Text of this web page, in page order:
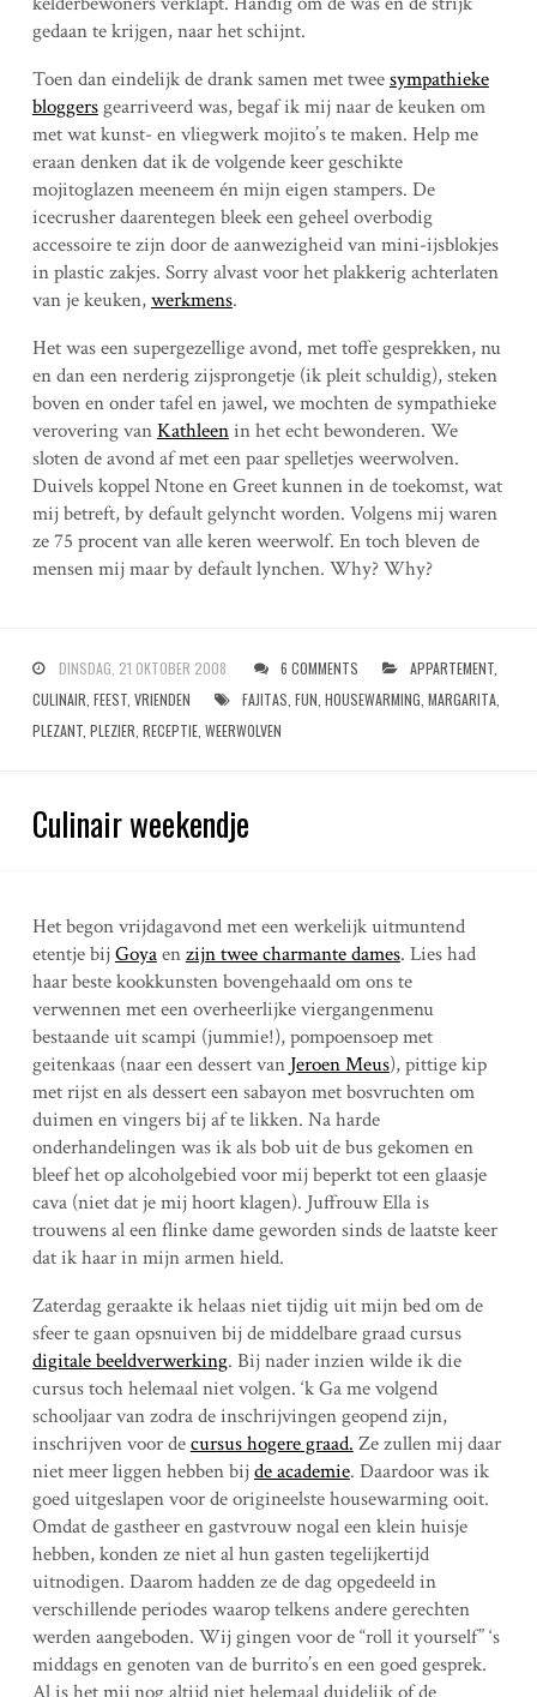
gedaan te krijgen, naar het schijnt.
Toen dan eindelijk de drank samen met tweesympathieke
bloggersgearriveerd was, begaf ik mij naar de keuken om
met wat kunst- en vliegwerk mojito’s te maken. Help me
eraan denken dat ik de volgende keer geschikte
mojitoglazen meeneem én mijn eigen stampers. De
icecrusher daarentegen bleek een geheel overbodig
accessoire te zijn door de aanwezigheid van mini-ijsblokjes
in plastic zakjes. Sorry alvast voor het plakkerig achterlaten
van je keuken,werkmens.
Het was een supergezellige avond, met toffe gesprekken, nu
en dan een nerderig zijsprongetje (ik pleit schuldig), steken
boven en onder tafel en jawel, we mochten de sympathieke
verovering vanKathleenin het echt bewonderen. We
sloten de avond af met een paar spelletjes weerwolven.
Duivels koppel Ntone en Greet kunnen in de toekomst, wat
mij betreft, by default gelyncht worden. Volgens mij waren
ze 75 procent van alle keren weerwolf. En toch bleven de
mensen mij maar by default lynchen. Why? Why?
DINSDAG, 21 OKTOBER 2008 6 COMMENTS APPARTEMENT,
CULINAIR FEEST, VRIENDEN FAJITAS FUN HOUSEWARMING MARGARITA,
PLEZANT, PLEZIER RECEPTIE, WEERWOLVEN
Culinair weekendje
Het begon vrijdagavond met een werkelijk uitmuntend
etentje bijGoyaenzijn twee charmante dames. Lies had
haar beste kookkunsten bovengehaald om ons te
verwennen met een overheerlijke viergangenmenu
bestaande uit scampi (jummie!), pompoensoep met
geitenkaas (naar een dessert van Jeroen Meus), pittige kip
met rijst en als dessert een sabayon met bosvruchten om
duimen en vingers bij af te likken. Na harde
onderhandelingen was ik als bob uit de bus gekomen en
bleef het op alcoholgebied voor mij beperkt tot een glaasje
cava (niet dat je mij hoort klagen). Juffrouw Ella is
trouwens al een flinke dame geworden sinds de laatste keer
dat ik haar in mijn armen hield.
Zaterdag geraakte ik helaas niet tijdig uit mijn bed om de
sfeer te gaan opsnuiven bij de middelbare graad cursus
digitale beeldverwerking. Bij nader inzien wilde ik die
cursus toch helemaal niet volgen. ‘k Ga me volgend
schooljaar van zodra de inschrijvingen geopend zijn,
inschrijven voor decursus hogere graad. Ze zullen mij daar
niet meer liggen hebben bijde academie. Daardoor was ik
goed uitgeslapen voor de origineelste housewarming ooit.
Omdat de gastheer en gastvrouw nogal een klein huisje
hebben, konden ze niet al hun gasten tegelijkertijd
uitnodigen. Daarom hadden ze de dag opgedeeld in
verschillende periodes waarop telkens andere gerechten
werden aangeboden. Wij gingen voor de “roll it yourself” ‘s
middags en genoten van de burrito’s en een goed gesprek.